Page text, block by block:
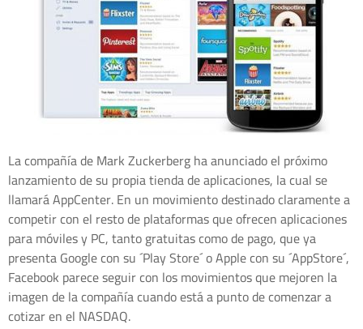
La compañía de Mark Zuckerberg ha anunciado el próximo
lanzamiento de su propia tienda de aplicaciones, la cual se
llamará AppCenter. En un movimiento destinado claramente a
competir con el resto de plataformas que ofrecen aplicaciones
para móviles y PC, tanto gratuitas como de pago, que ya
presenta Google con su ´Play Store´ o Apple con su ´AppStore´,
Facebook parece seguir con los movimientos que mejoren la
imagen de la compañía cuando está a punto de comenzar a
cotizar en el NASDAQ.